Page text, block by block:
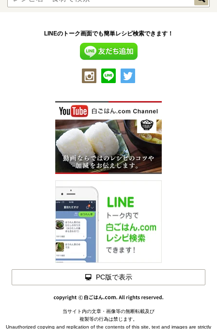
閉じる
LINEのトーク画面でも簡単レシピ検索できます！
PC版で表示
当サイト内の文章・画像等の無断転載及び
複製等の行為は禁じます。
Unauthorized copying and replication of the contents of this site, text and images are strictly